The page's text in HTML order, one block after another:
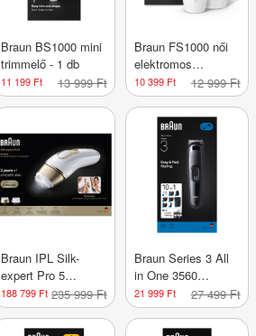
Braun BS1000 mini
trimmelő - 1 db
11 199 Ft 13 999 Ft
Braun FS1000 női
elektromos
szőrtelenítő - 1 db
10 399 Ft 12 999 Ft
Braun IPL Silk-
expert Pro 5
szőrtelenítő
készülék PL5210
/gold - 1 db
188 799 Ft 235 999 Ft
Braun Series 3 All
in One 3560
szakállvágó - 1 db
21 999 Ft 27 499 Ft